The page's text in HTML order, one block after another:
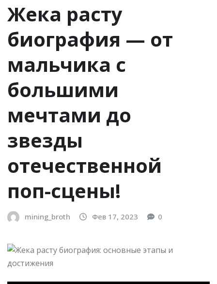
Жека расту
биография — от
мальчика с
большими
мечтами до
звезды
отечественной
поп-сцены!
mining_broth Фев 17, 2023 0